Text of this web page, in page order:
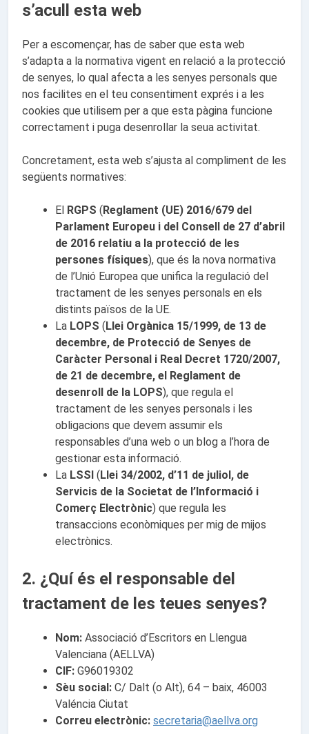
s’acull esta web
Per a escomençar, has de saber que esta web
s’adapta a la normativa vigent en relació a la protecció
de senyes, lo qual afecta a les senyes personals que
nos facilites en el teu consentiment exprés i a les
cookies que utilisem per a que esta pàgina funcione
correctament i puga desenrollar la seua activitat.
Concretament, esta web s’ajusta al compliment de les
següents normatives:
El RGPS (Reglament (UE) 2016/679 del
Parlament Europeu i del Consell de 27 d’abril
de 2016 relatiu a la protecció de les
persones físiques), que és la nova normativa
de l’Unió Europea que unifica la regulació del
tractament de les senyes personals en els
distints països de la UE.
La LOPS (Llei Orgànica 15/1999, de 13 de
decembre, de Protecció de Senyes de
Caràcter Personal i Real Decret 1720/2007,
de 21 de decembre, el Reglament de
desenroll de la LOPS), que regula el
tractament de les senyes personals i les
obligacions que devem assumir els
responsables d’una web o un blog a l’hora de
gestionar esta informació.
La LSSI (Llei 34/2002, d’11 de juliol, de
Servicis de la Societat de l’Informació i
Comerç Electrònic) que regula les
transaccions econòmiques per mig de mijos
electrònics.
2. ¿Quí és el responsable del
tractament de les teues senyes?
Nom: Associació d’Escritors en Llengua
Valenciana (AELLVA)
CIF: G96019302
Sèu social: C/ Dalt (o Alt), 64 – baix, 46003
Valéncia Ciutat
Correu electrònic: secretaria@aellva.org